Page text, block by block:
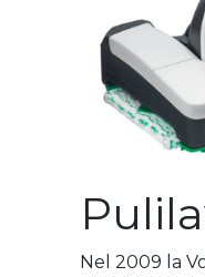
Nel 2009 la